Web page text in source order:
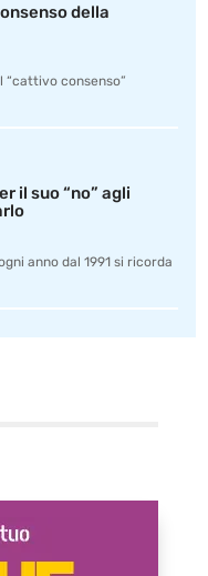
della
“cattivo consenso”
il suo “no” agli
anno dal 1991 si ricorda